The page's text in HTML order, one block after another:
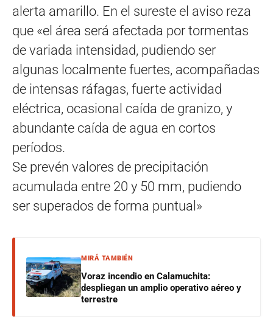
alerta amarillo. En el sureste el aviso reza
que «el área será afectada por tormentas
de variada intensidad, pudiendo ser
algunas localmente fuertes, acompañadas
de intensas ráfagas, fuerte actividad
eléctrica, ocasional caída de granizo, y
abundante caída de agua en cortos
períodos.
Se prevén valores de precipitación
acumulada entre 20 y 50 mm, pudiendo
ser superados de forma puntual»
MIRÁ TAMBIÉN
Voraz incendio en Calamuchita:
despliegan un amplio operativo aéreo y
terrestre